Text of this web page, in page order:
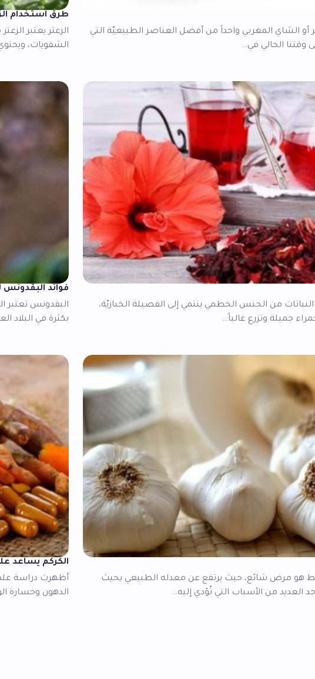
أو الشاي المغربي واحداً من أفضل العناصر الطبيعيّة التي
وقتنا الحالي في…
طرق استخدام
الزعتر يعتبر
الشفويات،
النباتات من الجنس الخطمي ينتمي إلى الفصيلة الخبازيّة،
جميلة وتزرع غالباً…
فوائد
البقدونس تعتبر
بكثرة في البلاد
هو مرض شائع، حيث يرتفع عن معدله الطبيعي بحيث
الكركم يساعد
أظهرت دراسة
الدهون وخسارة